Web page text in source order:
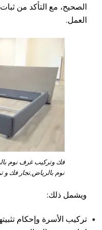
الصحيح، مع التأكد من
العمل.
فك وتركيب غرف نوم
نوم بالرياض,نجار فك
ويشمل ذلك:
تركيب الأسرة وإحكام